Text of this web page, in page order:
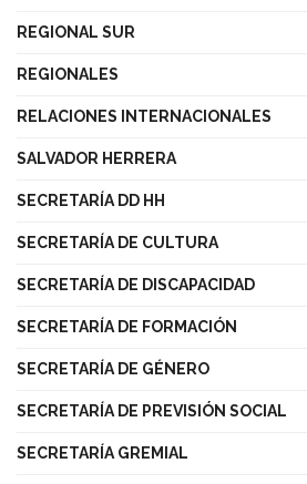
REGIONAL SUR
REGIONALES
RELACIONES INTERNACIONALES
SALVADOR HERRERA
SECRETARÍA DD HH
SECRETARÍA DE CULTURA
SECRETARÍA DE DISCAPACIDAD
SECRETARÍA DE FORMACIÓN
SECRETARÍA DE GÉNERO
SECRETARÍA DE PREVISIÓN SOCIAL
SECRETARÍA GREMIAL